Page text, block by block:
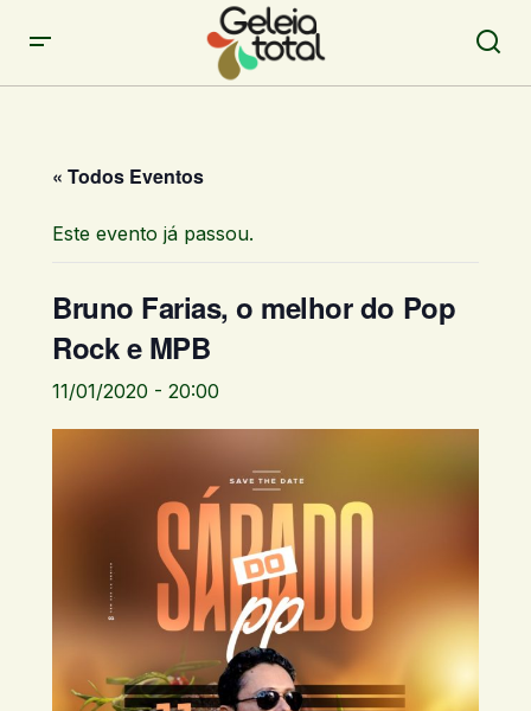
« Todos Eventos
Este evento já passou.
Bruno Farias, o melhor do Pop
Rock e MPB
11/01/2020 - 20:00